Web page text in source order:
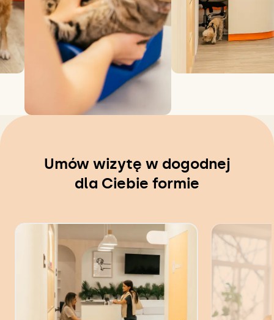
Umów wizytę w dogodnej
dla Ciebie formie